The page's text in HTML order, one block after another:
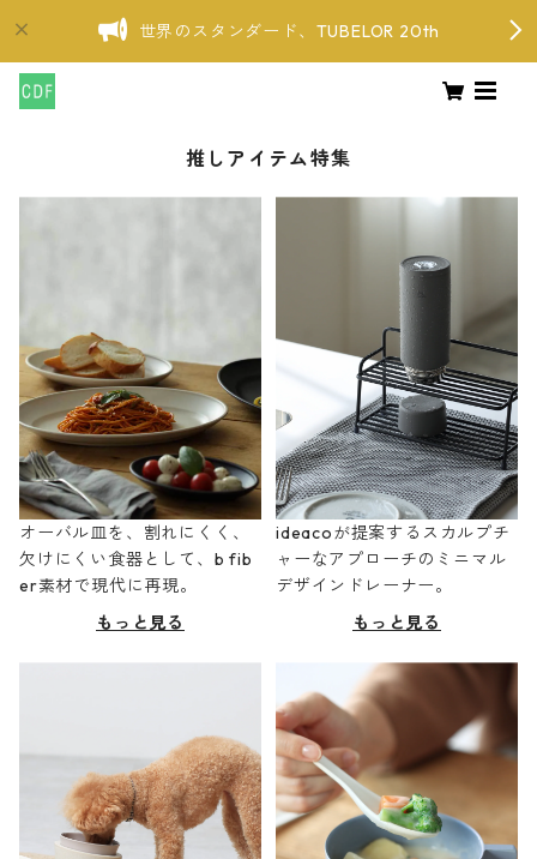
世界のスタンダード、TUBELOR 20th
推しアイテム特集
オーバル皿を、割れにくく、
欠けにくい食器として、b fib
er素材で現代に再現。
もっと見る
ideacoが提案するスカルプチ
ャーなアプローチのミニマル
デザインドレーナー。
もっと見る